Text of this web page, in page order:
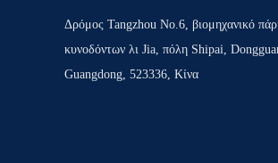
Δρόμος Tangzhou No.6, βιομηχανικό
κυνοδόντων λι Jia, πόλη Shipai,
Guangdong, 523336, Κίνα